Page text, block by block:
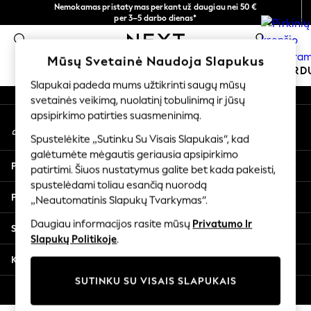
Nemokamas pristatymas perkant už daugiau nei 50 €
per 3–5 darbo dienas*
Dabar galite apsipirkti lietuvių kalba!
0
MOKYKLINĖ APRANGA ŠVENTINĖ
SCHOOLWEAR
All Boys Schoolwear
Shoes
Trousers
Shorts
Shirts
Polo Shirts
Sweatshirts & Jumpers
Coats & Jackets
Underwear
Multipacks
All Boys Sport & Swimwear
An error occurred on client
Mūsų socialiniai tinklai
Mano paskyra
Prisijunkite prie savo paskyros
Pagalba
Privatumas ir teisinė informacija
Skyriai
Kitos paslaugos
Mūsų Svetainė Naudoja Slapukus
Slapukai padeda mums užtikrinti saugų mūsų
svetainės veikimą, nuolatinį tobulinimą ir jūsų
apsipirkimo patirties suasmeninimą.
Spustelėkite „Sutinku Su Visais Slapukais“, kad
galėtumėte mėgautis geriausia apsipirkimo
patirtimi. Šiuos nustatymus galite bet kada pakeisti,
spustelėdami toliau esančią nuorodą
„Neautomatinis Slapukų Tvarkymas“.
Daugiau informacijos rasite mūsų Privatumo Ir
Slapukų Politikoje.
SUTINKU SU VISAIS SLAPUKAIS